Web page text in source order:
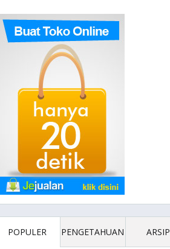
POPULER PENGETAHUAN ARSIP